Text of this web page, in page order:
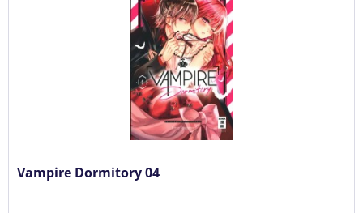
Vampire Dormitory 04